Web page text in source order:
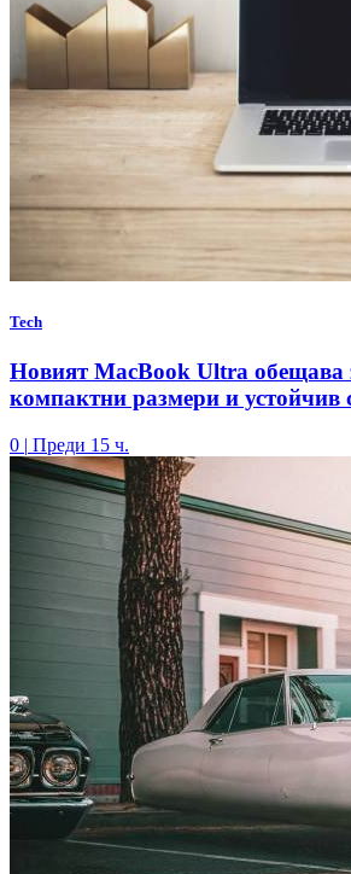
Tech
Новият MacBook Ultra обещава
компактни размери и устойчив
0 | Преди 15 ч.